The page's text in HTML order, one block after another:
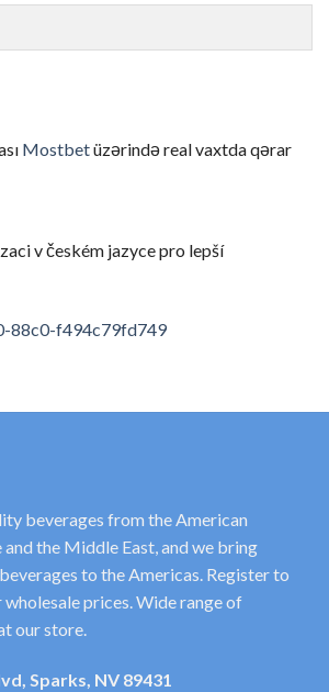
Mostbetüzərində real vaxtda qərar
v českém jazyce pro lepší
88c0-f494c79fd749
アルマネーで始める
るいは評判の悪いカジノを選ぶと、出
件を読まない
beverages from the American
the Middle East, and we bring
to the Americas. Register to
prices. Wide range of
our store.
Sparks, NV 89431